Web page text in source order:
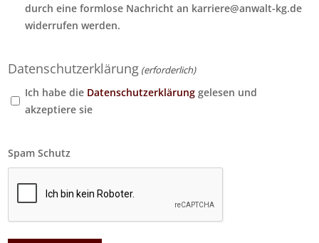
durch eine formlose Nachricht an karriere@anwalt-kg.de
widerrufen werden.
Datenschutzerklärung (erforderlich)
Ich habe die Datenschutzerklärung gelesen und
akzeptiere sie
Spam Schutz